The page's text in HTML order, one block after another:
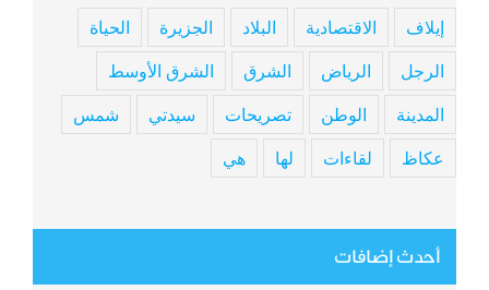
إيلاف الاقتصادية البلاد الجزيرة الحياة
الرجل الرياض الشرق الشرق الأوسط
المدينة الوطن تصريحات سيدتي شمس
عكاظ لقاءات لها هي
أحدث إضافات